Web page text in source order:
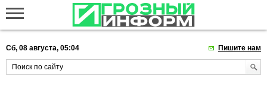
Сб, 08 августа, 05:04 Пишите нам